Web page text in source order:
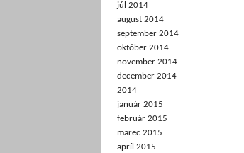
júl 2014
august 2014
september 2014
október 2014
november 2014
december 2014
2014
január 2015
február 2015
marec 2015
apríl 2015